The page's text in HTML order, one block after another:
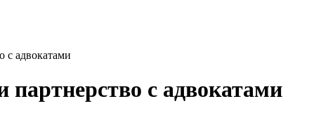
с адвокатами
партнерство с адвокатами